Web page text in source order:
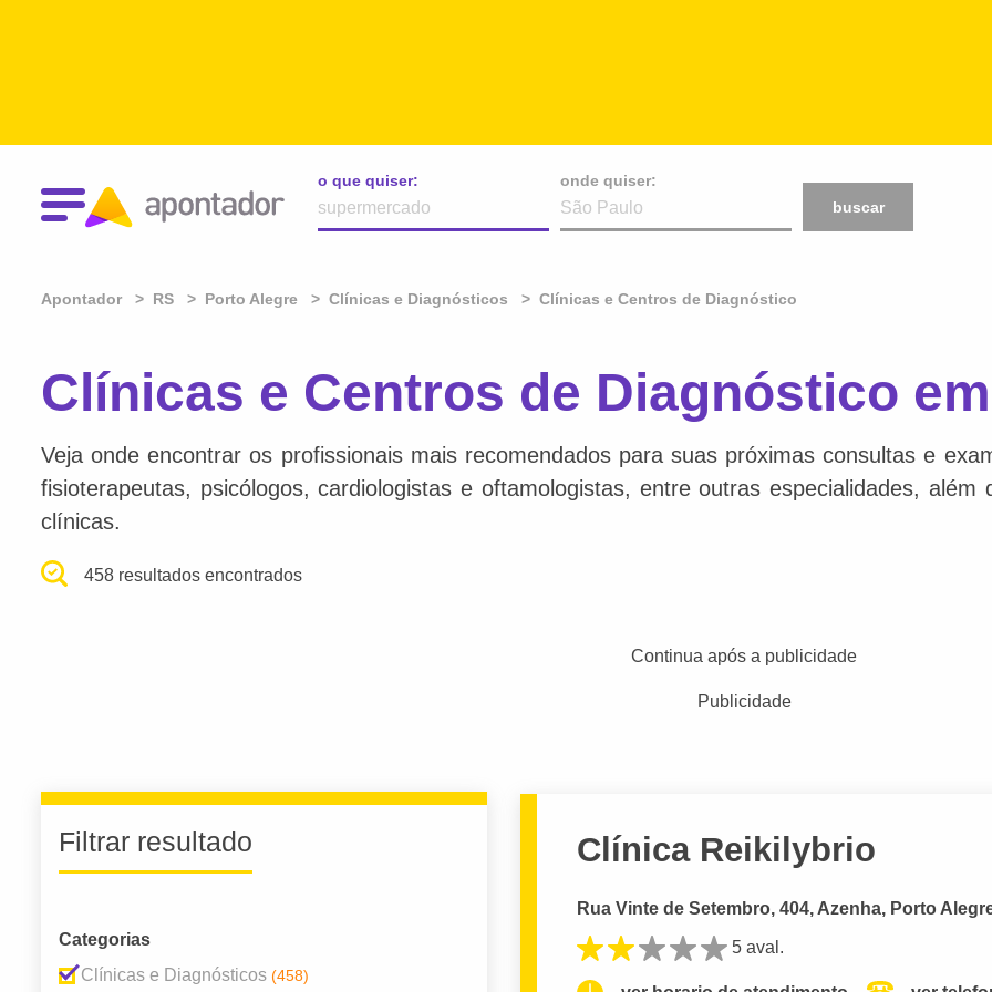
o que quiser:
onde quiser:
buscar
Apontador RS Porto Alegre Clínicas e Diagnósticos Clínicas e Centros de Diagnóstico
Clínicas e Centros de Diagnóstico
Veja onde encontrar os profissionais mais recomendados para suas próximas consultas e
fisioterapeutas, psicólogos, cardiologistas e oftamologistas, entre outras especialidades,
clínicas.
458 resultados encontrados
Continua após a publicidade
Publicidade
Filtrar resultado
Categorias
Clínicas e Diagnósticos (458)
Clínica Reikilybrio
Rua Vinte de Setembro, 404, Azenha, Porto
5 aval.